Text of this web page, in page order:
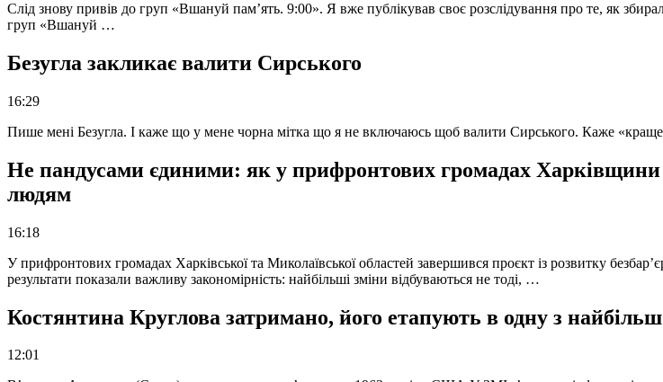
Слід знову привів до груп «Вшануй пам’ять. 9:00». Я вже публікував своє розслідування про те, як
груп «Вшануй …
Безугла закликає валити Сирського
16:29
Пише мені Безугла. І каже що у мене чорна мітка що я не включаюсь щоб валити Сирського. Каже
Не пандусами єдиними: як у прифронтових громадах
людям
16:18
У прифронтових громадах Харківської та Миколаївської областей завершився проєкт із розвитку
результати показали важливу закономірність: найбільші зміни відбуваються не тоді, …
Костянтина Круглова затримано, його етапують в одну з
12:01